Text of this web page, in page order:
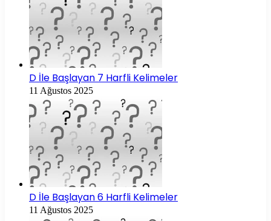
D İle Başlayan 7 Harfli Kelimeler
11 Ağustos 2025
D İle Başlayan 6 Harfli Kelimeler
11 Ağustos 2025